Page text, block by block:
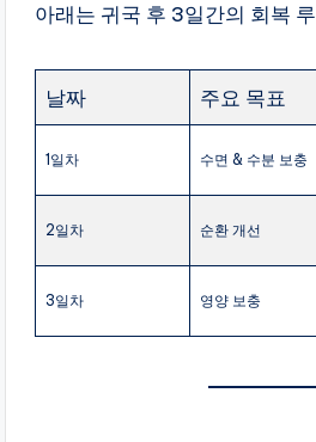
아래는 귀국 후 3일간의 회복
날짜 주요 목표
1일차 수면 & 수분 보충
2일차 순환 개선
3일차 영양 보충